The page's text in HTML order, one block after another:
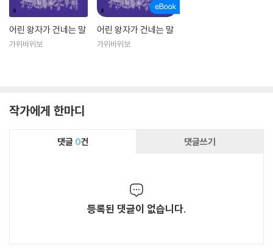
어린 왕자가 건네는 말
가위바위보
어린 왕자가 건네는 말
가위바위보
작가에게 한마디
댓글 0건 댓글쓰기
등록된 댓글이 없습니다.